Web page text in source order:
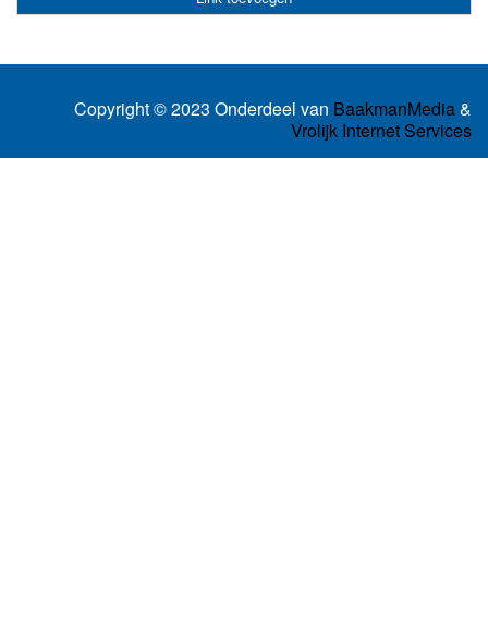
Copyright © 2023 Onderdeel van BaakmanMedia&
Vrolijk Internet Services